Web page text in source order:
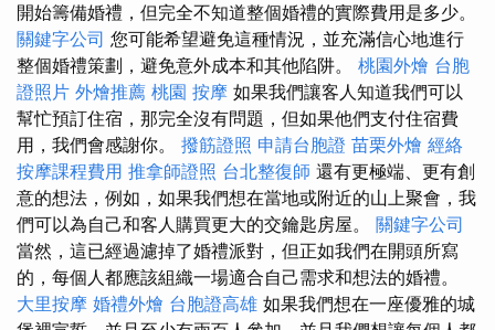
開始籌備婚禮，但完全不知道整個婚禮的實際費用是多少。
關鍵字公司 您可能希望避免這種情況，並充滿信心地進行
整個婚禮策劃，避免意外成本和其他陷阱。 桃園外燴 台胞
證照片 外燴推薦 桃園 按摩 如果我們讓客人知道我們可以
幫忙預訂住宿，那完全沒有問題，但如果他們支付住宿費
用，我們會感謝你。 撥筋證照 申請台胞證 苗栗外燴 經絡
按摩課程費用 推拿師證照 台北整復師 還有更極端、更有創
意的想法，例如，如果我們想在當地或附近的山上聚會，我
們可以為自己和客人購買更大的交鑰匙房屋。 關鍵字公司
當然，這已經過濾掉了婚禮派對，但正如我們在開頭所寫
的，每個人都應該組織一場適合自己需求和想法的婚禮。
大里按摩 婚禮外燴 台胞證高雄 如果我們想在一座優雅的城